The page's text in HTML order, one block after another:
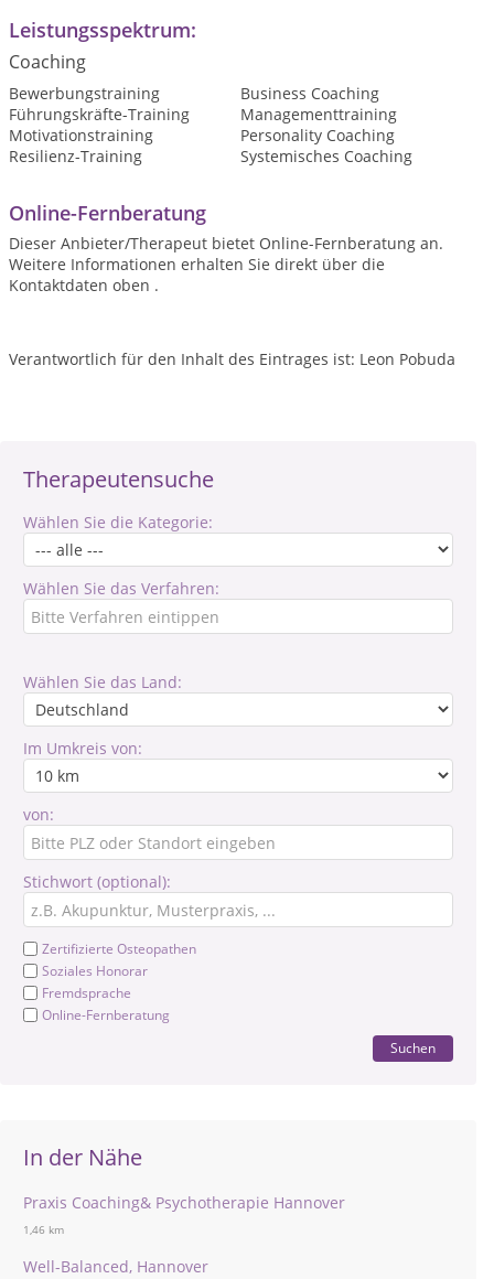
Therapeutensuche
Wählen Sie die Kategorie:
Wählen Sie das Verfahren:
Wählen Sie das Land:
Im Umkreis von:
von:
Stichwort (optional):
Zertifizierte Osteopathen
Soziales Honorar
Fremdsprache
Online-Fernberatung
Suchen
In der Nähe
Praxis Coaching& Psychotherapie Hannover
1,46 km
Well-Balanced, Hannover
Leistungsspektrum:
Coaching
Bewerbungstraining
Business Coaching
Führungskräfte-Training
Managementtraining
Motivationstraining
Personality Coaching
Resilienz-Training
Systemisches Coaching
Online-Fernberatung
Dieser Anbieter/Therapeut bietet Online-Fernberatung an.
Weitere Informationen erhalten Sie direkt über die
Kontaktdaten oben .
Verantwortlich für den Inhalt des Eintrages ist: Leon Pobuda